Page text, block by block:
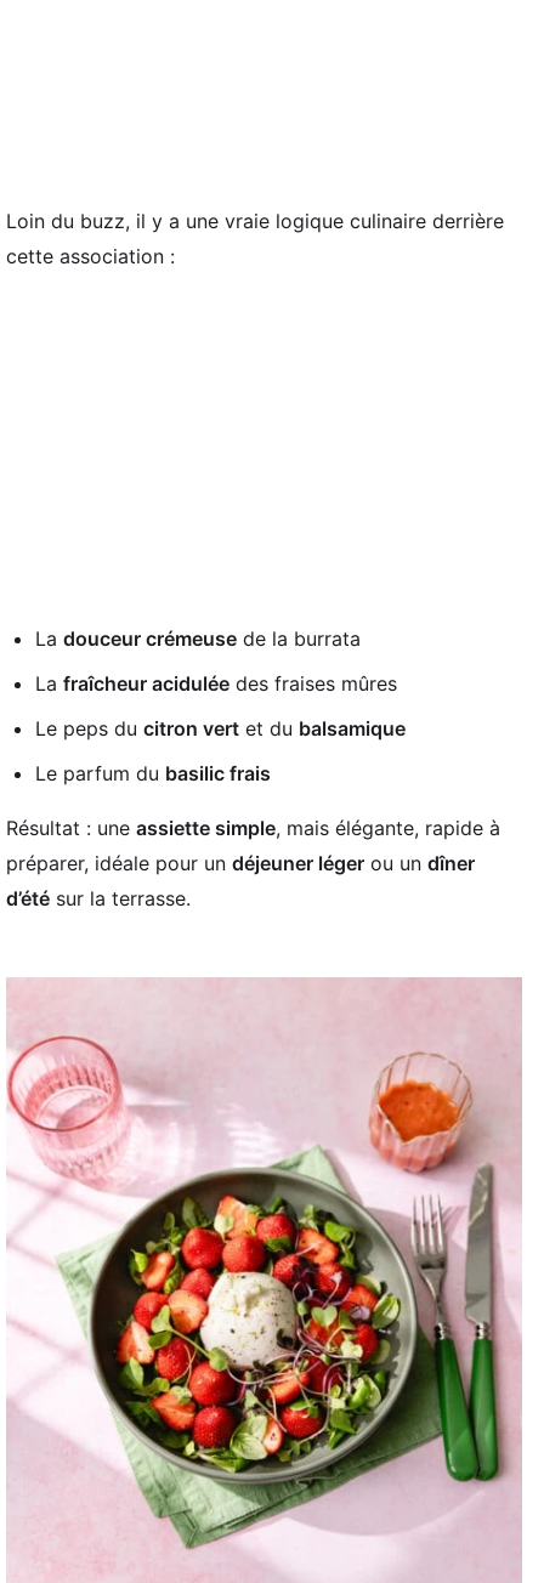
Loin du buzz, il y a une vraie logique culinaire derrière
cette association :
La douceur crémeuse de la burrata
La fraîcheur acidulée des fraises mûres
Le peps du citron vert et du balsamique
Le parfum du basilic frais
Résultat : une assiette simple, mais élégante, rapide à
préparer, idéale pour un déjeuner léger ou un dîner
d’été sur la terrasse.